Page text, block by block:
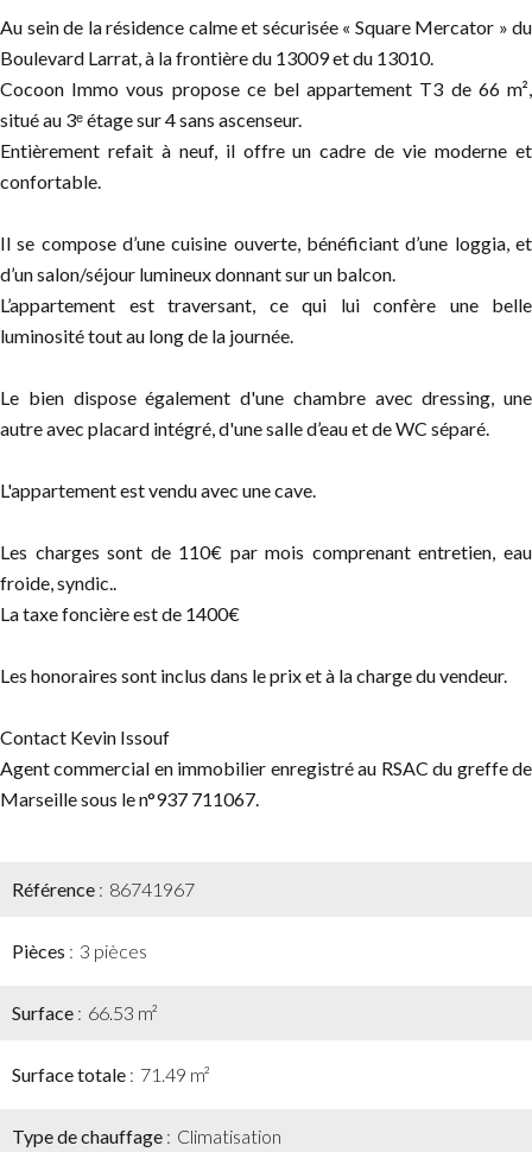
Au sein de la résidence calme et sécurisée « Square Mercator » du
Boulevard Larrat, à la frontière du 13009 et du 13010.
Cocoon Immo vous propose ce bel appartement T3 de 66 m²,
situé au 3ᵉ étage sur 4 sans ascenseur.
Entièrement refait à neuf, il offre un cadre de vie moderne et
confortable.
Il se compose d’une cuisine ouverte, bénéficiant d’une loggia, et
d’un salon/séjour lumineux donnant sur un balcon.
L’appartement est traversant, ce qui lui confère une belle
luminosité tout au long de la journée.
Le bien dispose également d'une chambre avec dressing, une
autre avec placard intégré, d'une salle d’eau et de WC séparé.
L'appartement est vendu avec une cave.
Les charges sont de 110€ par mois comprenant entretien, eau
froide, syndic..
La taxe foncière est de 1400€
Les honoraires sont inclus dans le prix et à la charge du vendeur.
Contact Kevin Issouf
Agent commercial en immobilier enregistré au RSAC du greffe de
Marseille sous le n°937 711067.
Référence 86741967
Pièces 3 pièces
Surface 66.53 m²
Surface totale 71.49 m²
Type de chauffage Climatisation